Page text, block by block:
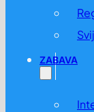
ZABAVA